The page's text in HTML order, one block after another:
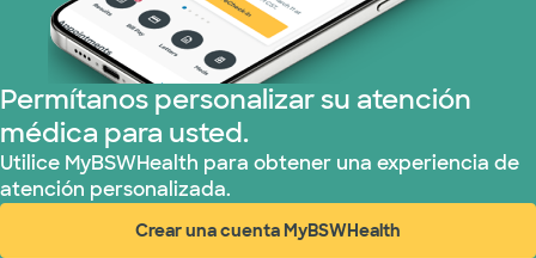
Permítanos personalizar su atención
médica para usted.
Utilice MyBSWHealth para obtener una experiencia de
atención personalizada.
Crear una cuenta MyBSWHealth
(abre en ventana nueva)